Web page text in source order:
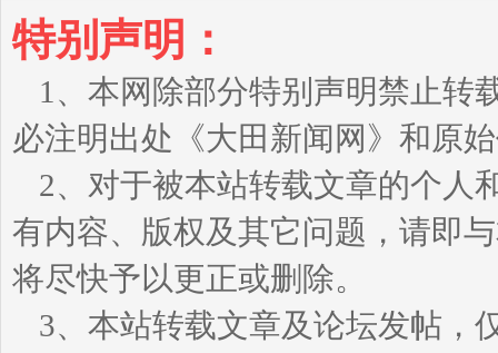
特别声明：
1、本网除部分特别声明禁止转
必注明出处《大田新闻网》和原
2、对于被本站转载文章的个人
有内容、版权及其它问题，请即
将尽快予以更正或删除。
3、本站转载文章及论坛发帖，